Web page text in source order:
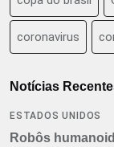
coronavirus
Notícias
ESTADOS UNIDOS
Robôs